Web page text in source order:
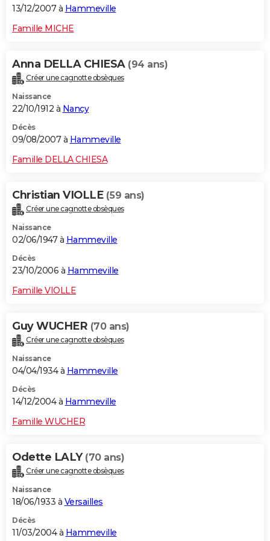
13/12/2007 à Hammeville
Famille MICHE
Anna DELLA CHIESA (94 ans)
Créer une cagnotte obsèques
Naissance
22/10/1912 à Nancy
Décès
09/08/2007 à Hammeville
Famille DELLA CHIESA
Christian VIOLLE (59 ans)
Créer une cagnotte obsèques
Naissance
02/06/1947 à Hammeville
Décès
23/10/2006 à Hammeville
Famille VIOLLE
Guy WUCHER (70 ans)
Créer une cagnotte obsèques
Naissance
04/04/1934 à Hammeville
Décès
14/12/2004 à Hammeville
Famille WUCHER
Odette LALY (70 ans)
Créer une cagnotte obsèques
Naissance
18/06/1933 à Versailles
Décès
11/03/2004 à Hammeville